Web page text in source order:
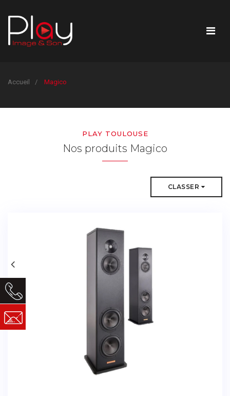
Accueil Magico
PLAY TOULOUSE
Nos produits Magico
CLASSER